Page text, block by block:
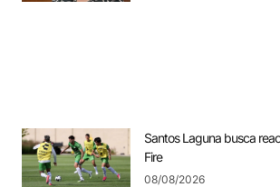
Santos Laguna busca
Fire
08/08/2026